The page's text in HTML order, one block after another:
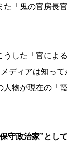
「鬼の官房長
した「官によ
ディアは知っ
物が現在の「
守政治家”とし